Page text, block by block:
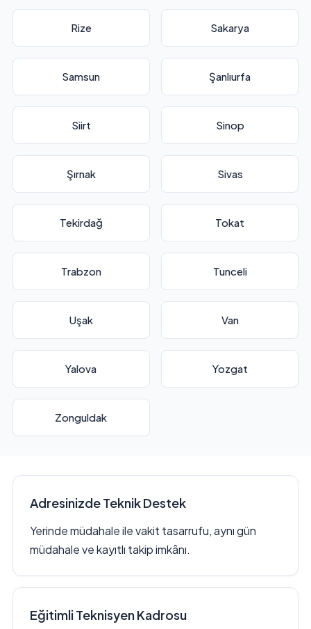
Rize Sakarya
Samsun Şanlıurfa
Siirt Sinop
Şırnak Sivas
Tekirdağ Tokat
Trabzon Tunceli
Uşak Van
Yalova Yozgat
Zonguldak
Adresinizde Teknik Destek
Yerinde müdahale ile vakit tasarrufu, aynı gün
müdahale ve kayıtlı takip imkânı.
Eğitimli Teknisyen Kadrosu